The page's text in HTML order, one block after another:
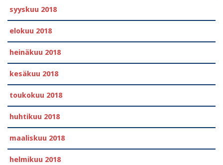
syyskuu 2018
elokuu 2018
heinäkuu 2018
kesäkuu 2018
toukokuu 2018
huhtikuu 2018
maaliskuu 2018
helmikuu 2018